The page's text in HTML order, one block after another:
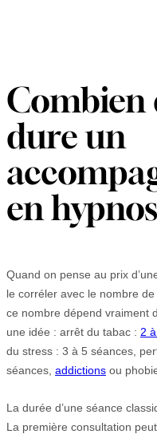
Combien
dure un
en
Quand on pense au prix
le corréler avec le nombre
ce nombre dépend vraiment
une idée : arrêt du tabac : 2
du stress : 3 à 5 séances,
séances, addictions ou
La durée d’une séance
La première consultation